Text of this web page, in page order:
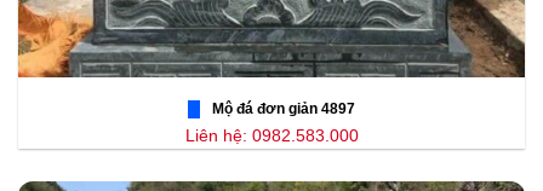
Mộ đá đơn giản 4897
Liên hệ: 0982.583.000